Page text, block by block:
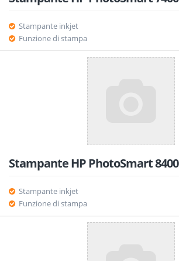
Stampante inkjet
Funzione di stampa
Stampante HP PhotoSmart 8400
Stampante inkjet
Funzione di stampa